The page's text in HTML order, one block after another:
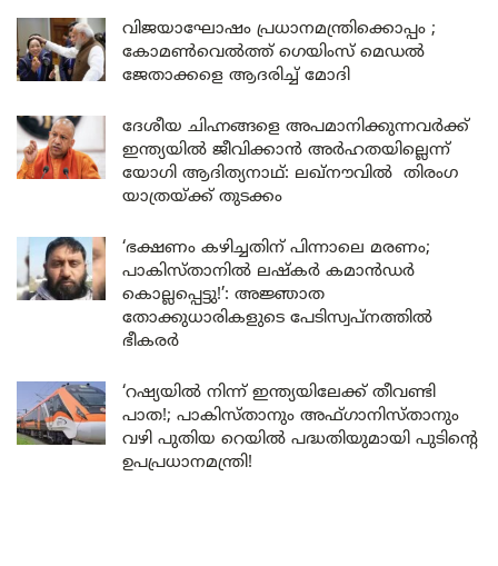
വിജയാഘോഷം പ്രധാനമന്ത്രിക്കൊപ്പം ;
കോമൺവെൽത്ത് ഗെയിംസ് മെഡൽ
ജേതാക്കളെ ആദരിച്ച് മോദി
ദേശീയ ചിഹ്നങ്ങളെ അപമാനിക്കുന്നവർക്ക്
ഇന്ത്യയിൽ ജീവിക്കാൻ അർഹതയില്ലെന്ന്
യോഗി ആദിത്യനാഥ്: ലഖ്‌നൗവിൽ തിരംഗ
യാത്രയ്ക്ക് തുടക്കം
‘ഭക്ഷണം കഴിച്ചതിന് പിന്നാലെ മരണം;
പാകിസ്താനിൽ ലഷ്കർ കമാൻഡർ
കൊല്ലപ്പെട്ടു!’: അജ്ഞാത
തോക്കുധാരികളുടെ പേടിസ്വപ്നത്തിൽ
ഭീകരർ
‘റഷ്യയിൽ നിന്ന് ഇന്ത്യയിലേക്ക് തീവണ്ടി
പാത!; പാകിസ്താനും അഫ്ഗാനിസ്താനും
വഴി പുതിയ റെയിൽ പദ്ധതിയുമായി പുടിന്റെ
ഉപപ്രധാനമന്ത്രി!